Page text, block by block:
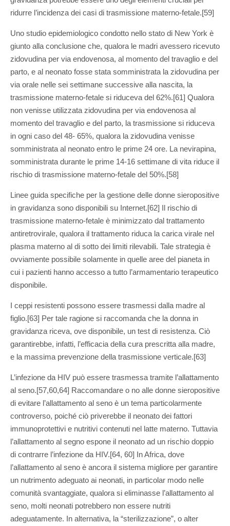
ridurre l’incidenza dei casi di trasmissione materno-fetale.[59]
Uno studio epidemiologico condotto nello stato di New York è
giunto alla conclusione che, qualora le madri avessero ricevuto
zidovudina per via endovenosa, al momento del travaglio e del
parto, e al neonato fosse stata somministrata la zidovudina per
via orale nelle sei settimane successive alla nascita, la
trasmissione materno-fetale si riduceva del 62%.[61] Qualora
non venisse utilizzata zidovudina per via endovenosa al
momento del travaglio e del parto, la trasmissione si riduceva
in ogni caso del 48- 65%, qualora la zidovudina venisse
somministrata al neonato entro le prime 24 ore. La nevirapina,
somministrata durante le prime 14-16 settimane di vita riduce il
rischio di trasmissione materno-fetale del 50%.[58]
Linee guida specifiche per la gestione delle donne sieropositive
in gravidanza sono disponibili su Internet.[62] Il rischio di
trasmissione materno-fetale è minimizzato dal trattamento
antiretrovirale, qualora il trattamento riduca la carica virale nel
plasma materno al di sotto dei limiti rilevabili. Tale strategia è
ovviamente possibile solamente in quelle aree del pianeta in
cui i pazienti hanno accesso a tutto l’armamentario terapeutico
disponibile.
I ceppi resistenti possono essere trasmessi dalla madre al
figlio.[63] Per tale ragione si raccomanda che la donna in
gravidanza riceva, ove disponibile, un test di resistenza. Ciò
garantirebbe, infatti, l’efficacia della cura prescritta alla madre,
e la massima prevenzione della trasmissione verticale.[63]
L’infezione da HIV può essere trasmessa tramite l’allattamento
al seno.[57,60,64] Raccomandare o no alle donne sieropositive
di evitare l’allattamento al seno è un tema particolarmente
controverso, poiché ciò priverebbe il neonato dei fattori
immunoprotettivi e nutritivi contenuti nel latte materno. Tuttavia
l’allattamento al segno espone il neonato ad un rischio doppio
di contrarre l’infezione da HIV.[64, 60] In Africa, dove
l’allattamento al seno è ancora il sistema migliore per garantire
un nutrimento adeguato ai neonati, in particolar modo nelle
comunità svantaggiate, qualora si eliminasse l’allattamento al
seno, molti neonati potrebbero non essere nutriti
adeguatamente. In alternativa, la “sterilizzazione”, o alter